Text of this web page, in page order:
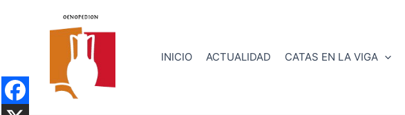
INICIO ACTUALIDAD CATAS EN LA VIGA